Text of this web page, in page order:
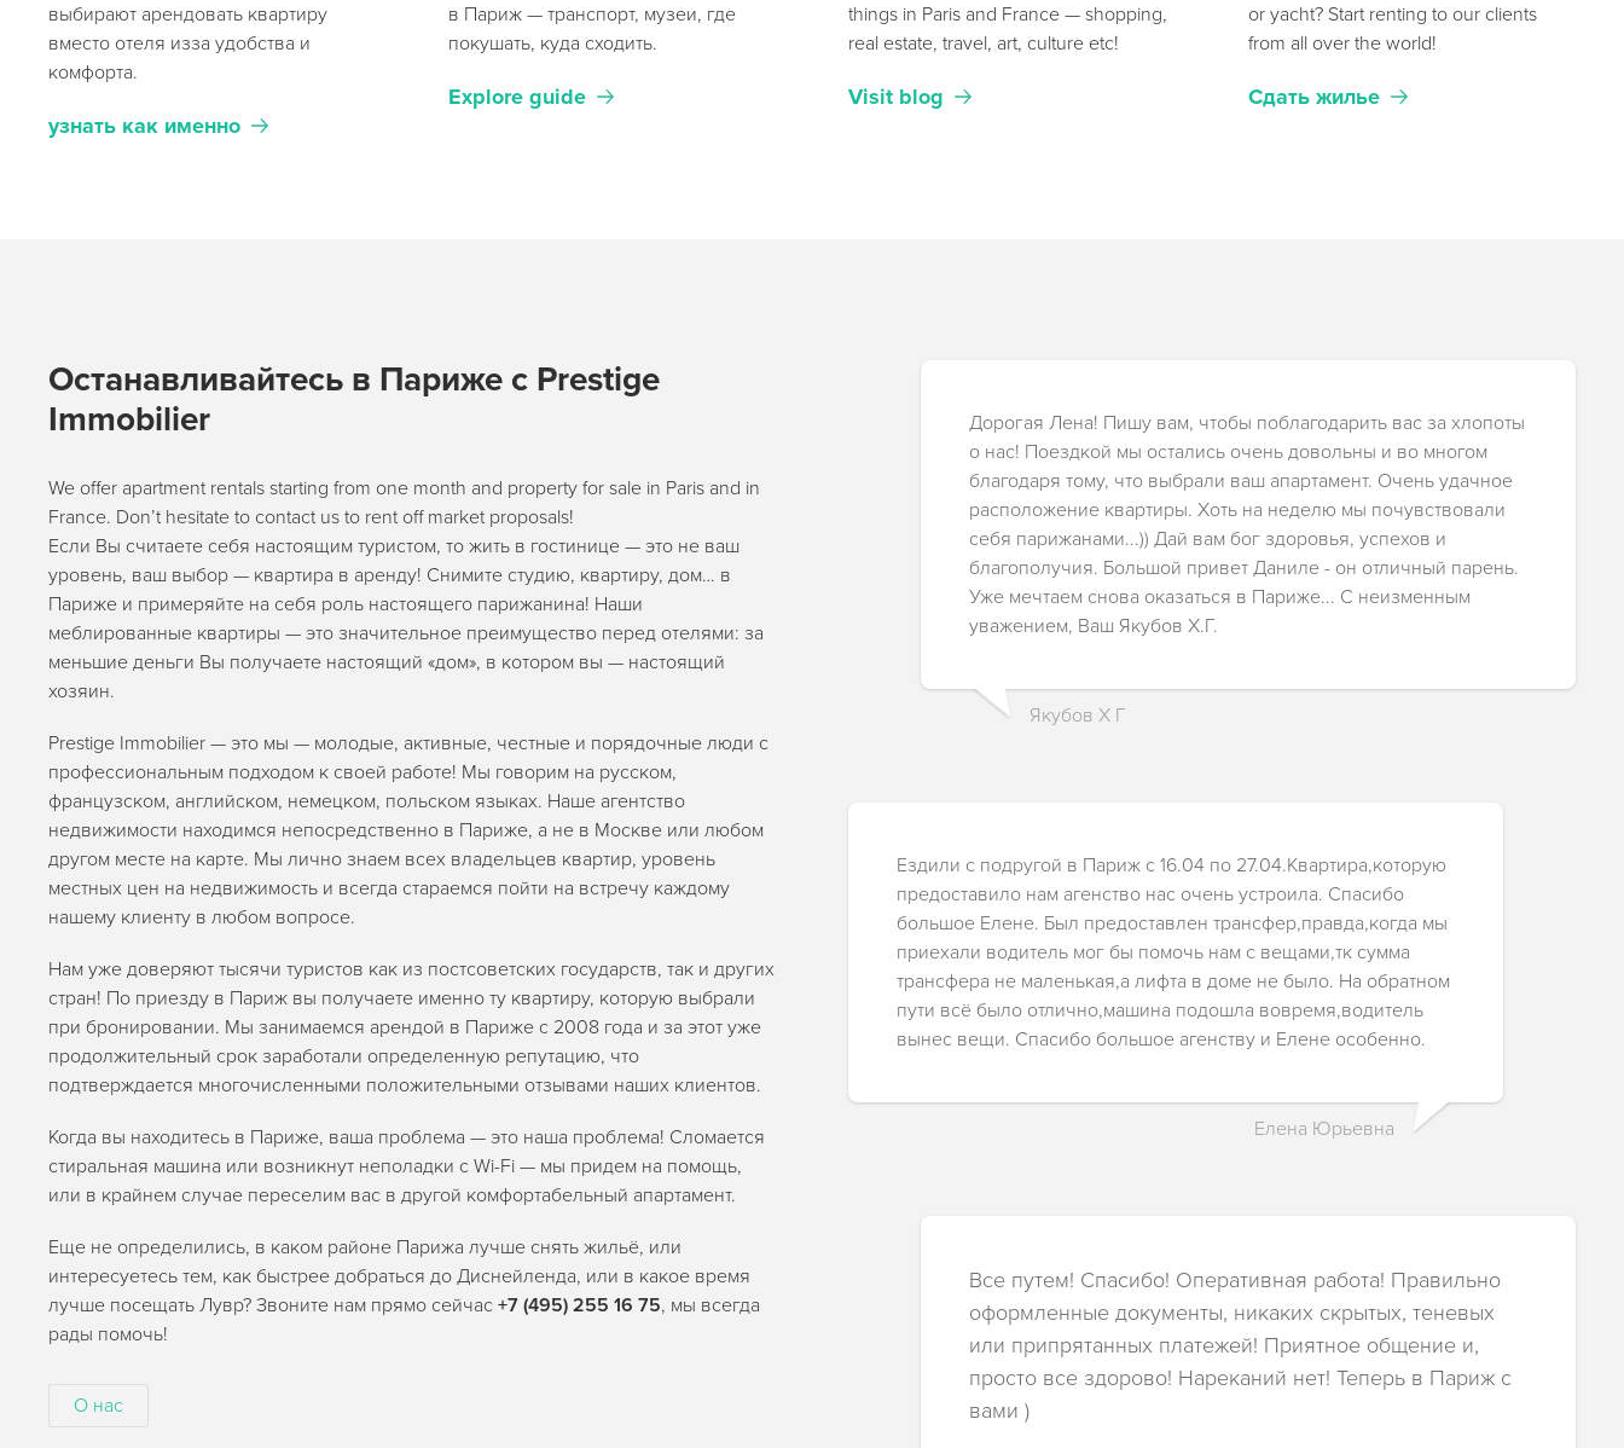
выбирают арендовать квартиру
вместо отеля изза удобства и
комфорта.
узнать как именно
в Париж — транспорт, музеи, где
покушать, куда сходить.
Explore guide
things in Paris and France — shopping,
real estate, travel, art, culture etc!
Visit blog
or yacht? Start renting to our clients
from all over the world!
Сдать жилье
Останавливайтесь в Париже с Prestige
Immobilier
We offer apartment rentals starting from one month and property for sale in Paris and in
France. Don’t hesitate to contact us to rent off market proposals!
Если Вы считаете себя настоящим туристом, то жить в гостинице — это не ваш
уровень, ваш выбор — квартира в аренду! Снимите студию, квартиру, дом… в
Париже и примеряйте на себя роль настоящего парижанина! Наши
меблированные квартиры — это значительное преимущество перед отелями: за
меньшие деньги Вы получаете настоящий «дом», в котором вы — настоящий
хозяин.
Prestige Immobilier — это мы — молодые, активные, честные и порядочные люди с
профессиональным подходом к своей работе! Мы говорим на русском,
французском, английском, немецком, польском языках. Наше агентство
недвижимости находимся непосредственно в Париже, а не в Москве или любом
другом месте на карте. Мы лично знаем всех владельцев квартир, уровень
местных цен на недвижимость и всегда стараемся пойти на встречу каждому
нашему клиенту в любом вопросе.
Нам уже доверяют тысячи туристов как из постсоветских государств, так и других
стран! По приезду в Париж вы получаете именно ту квартиру, которую выбрали
при бронировании. Мы занимаемся арендой в Париже с 2008 года и за этот уже
продолжительный срок заработали определенную репутацию, что
подтверждается многочисленными положительными отзывами наших клиентов.
Когда вы находитесь в Париже, ваша проблема — это наша проблема! Сломается
стиральная машина или возникнут неполадки с Wi-Fi — мы придем на помощь,
или в крайнем случае переселим вас в другой комфортабельный апартамент.
Еще не определились, в каком районе Парижа лучше снять жильё, или
интересуетесь тем, как быстрее добраться до Диснейленда, или в какое время
лучше посещать Лувр? Звоните нам прямо сейчас +7 (495) 255 16 75, мы всегда
рады помочь!
О нас
Дорогая Лена! Пишу вам, чтобы поблагодарить вас за хлопоты
о нас! Поездкой мы остались очень довольны и во многом
благодаря тому, что выбрали ваш апартамент. Очень удачное
расположение квартиры. Хоть на неделю мы почувствовали
себя парижанами...)) Дай вам бог здоровья, успехов и
благополучия. Большой привет Даниле - он отличный парень.
Уже мечтаем снова оказаться в Париже... С неизменным
уважением, Ваш Якубов Х.Г.
Якубов Х Г
Ездили с подругой в Париж с 16.04 по 27.04.Квартира,которую
предоставило нам агенство нас очень устроила. Спасибо
большое Елене. Был предоставлен трансфер,правда,когда мы
приехали водитель мог бы помочь нам с вещами,тк сумма
трансфера не маленькая,а лифта в доме не было. На обратном
пути всё было отлично,машина подошла вовремя,водитель
вынес вещи. Спасибо большое агенству и Елене особенно.
Елена Юрьевна
Все путем! Спасибо! Оперативная работа! Правильно
оформленные документы, никаких скрытых, теневых
или припрятанных платежей! Приятное общение и,
просто все здорово! Нареканий нет! Теперь в Париж с
вами )